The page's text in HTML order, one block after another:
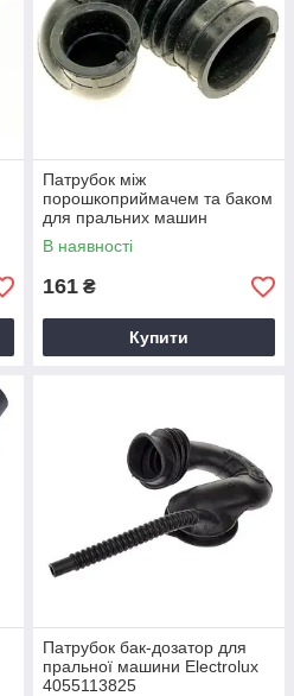
Патрубок між
порошкоприймачем та баком
для пральних машин
Samsung DC67-00334A
В наявності
161 ₴
Купити
Патрубок бак-дозатор для
пральної машини Electrolux
4055113825